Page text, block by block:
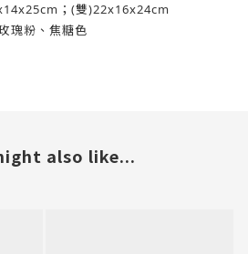
；(雙)22x16x24cm
瑰粉、焦糖色
also like...